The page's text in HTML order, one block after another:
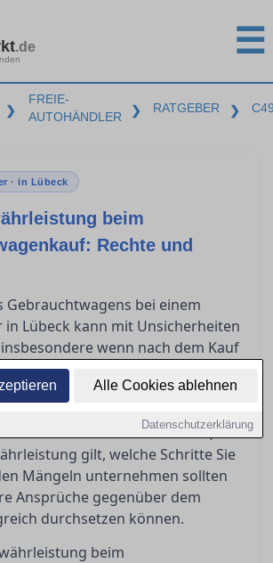
Alle Cookies ablehnen
Datenschutzerklärung
.de ☰
❯
FREIE-
AUTOHÄNDLER
❯ RATGEBER ❯
· in Lübeck
beim
Rechte und
Gebrauchtwagens bei einem
Lübeck kann mit Unsicherheiten
wenn nach dem Kauf
Gewerbliche Verkäufer sind
zur Mängelgewährleistung
In diesem Artikel erfahren Sie, wie
gilt, welche Schritte Sie
Mängeln unternehmen sollten
Ansprüche gegenüber dem
durchsetzen können.
beim